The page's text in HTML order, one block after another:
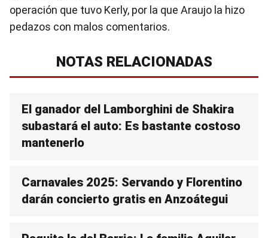
operación que tuvo Kerly, por la que Araujo la hizo
pedazos con malos comentarios.
NOTAS RELACIONADAS
El ganador del Lamborghini de Shakira
subastará el auto: Es bastante costoso
mantenerlo
Carnavales 2025: Servando y Florentino
darán concierto gratis en Anzoátegui